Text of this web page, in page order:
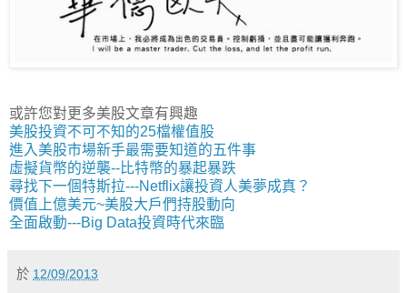
或許您對更多美股文章有興趣
美股投資不可不知的25檔權值股
進入美股市場新手最需要知道的五件事
虛擬貨幣的逆襲--比特幣的暴起暴跌
尋找下一個特斯拉---Netflix讓投資人美夢成真？
價值上億美元~美股大戶們持股動向
全面啟動---Big Data投資時代來臨
於 12/09/2013